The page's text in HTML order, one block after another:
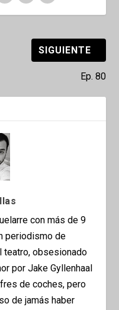
SIGUIENTE
Ep. 80
con más de 9
periodismo de
teatro, obsesionado
por Jake Gyllenhaal
de coches, pero
de jamás haber